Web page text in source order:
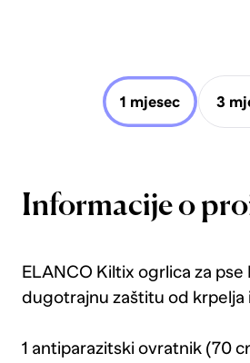
1 mjesec 3
Informacije o
ELANCO Kiltix ogrlica za
dugotrajnu zaštitu od krpelja
1 antiparazitski ovratnik (70